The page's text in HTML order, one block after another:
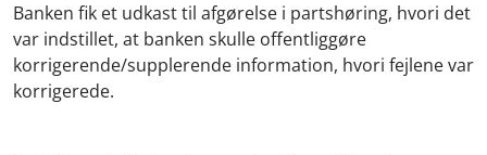
Banken fik et udkast til afgørelse i partshøring, hvori det
var indstillet, at banken skulle offentliggøre
korrigerende/supplerende information, hvori fejlene var
korrigerede.